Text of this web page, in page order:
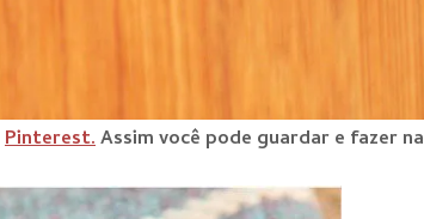
Pinterest.Assim você pode guardar e fazer na